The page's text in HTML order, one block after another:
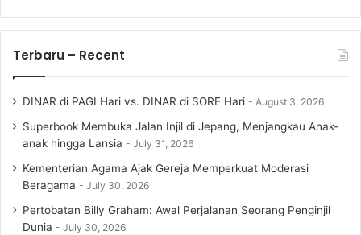
Terbaru – Recent
DINAR di PAGI Hari vs. DINAR di SORE Hari August 3, 2026
Superbook Membuka Jalan Injil di Jepang, Menjangkau Anak-
anak hingga Lansia
July 31, 2026
Kementerian Agama Ajak Gereja Memperkuat Moderasi
Beragama
July 30, 2026
Pertobatan Billy Graham: Awal Perjalanan Seorang Penginjil
Dunia
July 30, 2026